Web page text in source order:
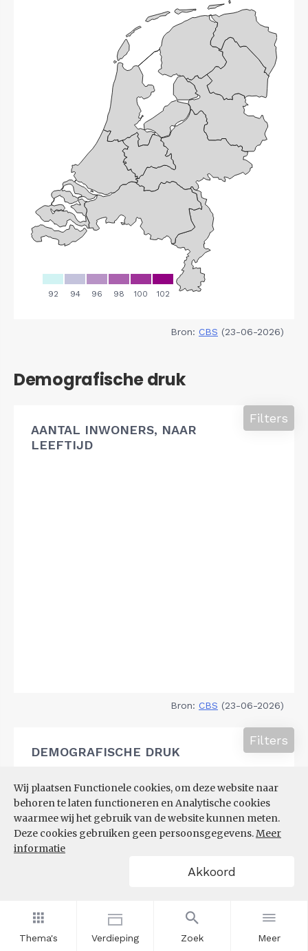
Thema's Verdieping Zoek Meer
Wij plaatsen Functionele cookies, om deze website naar
behoren te laten functioneren en Analytische cookies
waarmee wij het gebruik van de website kunnen meten.
Deze cookies gebruiken geen persoonsgegevens.Meer
informatie
Akkoord
Bron: CBS (23-06-2026)
Demografische druk
AANTAL INWONERS, NAAR
LEEFTIJD
Filters
Bron: CBS (23-06-2026)
DEMOGRAFISCHE DRUK
Filters